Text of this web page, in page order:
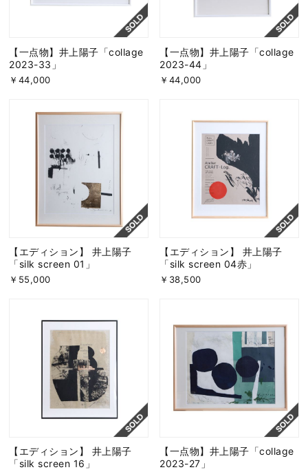
【一点物】井上陽子「collage
2023-33」
￥44,000
【一点物】井上陽子「collage
2023-44」
￥44,000
【エディション】 井上陽子
「silk screen 01」
￥55,000
【エディション】 井上陽子
「silk screen 04赤」
￥38,500
【エディション】 井上陽子
「silk screen 16」
【一点物】井上陽子「collage
2023-27」